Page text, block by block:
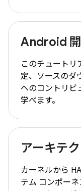
Android
このチュートリ
定、ソースのダ
へのコントリビ
学べます。
アーキテ
カーネルから
テム コンポー